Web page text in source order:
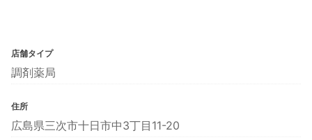
店舗タイプ
調剤薬局
住所
広島県三次市十日市中3丁目11-20